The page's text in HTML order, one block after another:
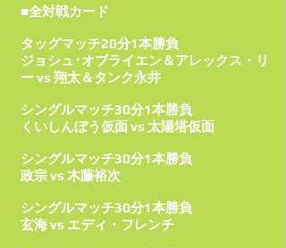
■全対戦カード
タッグマッチ20分1本勝負
ジョシュ･オブライエン＆アレックス・リ
ー vs 翔太＆タンク永井
シングルマッチ30分1本勝負
くいしんぼう仮面 vs 太陽塔仮面
シングルマッチ30分1本勝負
政宗 vs 木藤裕次
シングルマッチ30分1本勝負
玄海 vs エディ・フレンチ